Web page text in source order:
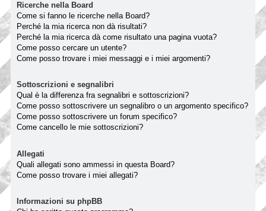
Ricerche nella Board
Come si fanno le ricerche nella Board?
Perché la mia ricerca non dà risultati?
Perché la mia ricerca dà come risultato una pagina vuota?
Come posso cercare un utente?
Come posso trovare i miei messaggi e i miei argomenti?
Sottoscrizioni e segnalibri
Qual è la differenza fra segnalibri e sottoscrizioni?
Come posso sottoscrivere un segnalibro o un argomento specifico?
Come posso sottoscrivere un forum specifico?
Come cancello le mie sottoscrizioni?
Allegati
Quali allegati sono ammessi in questa Board?
Come posso trovare i miei allegati?
Informazioni su phpBB